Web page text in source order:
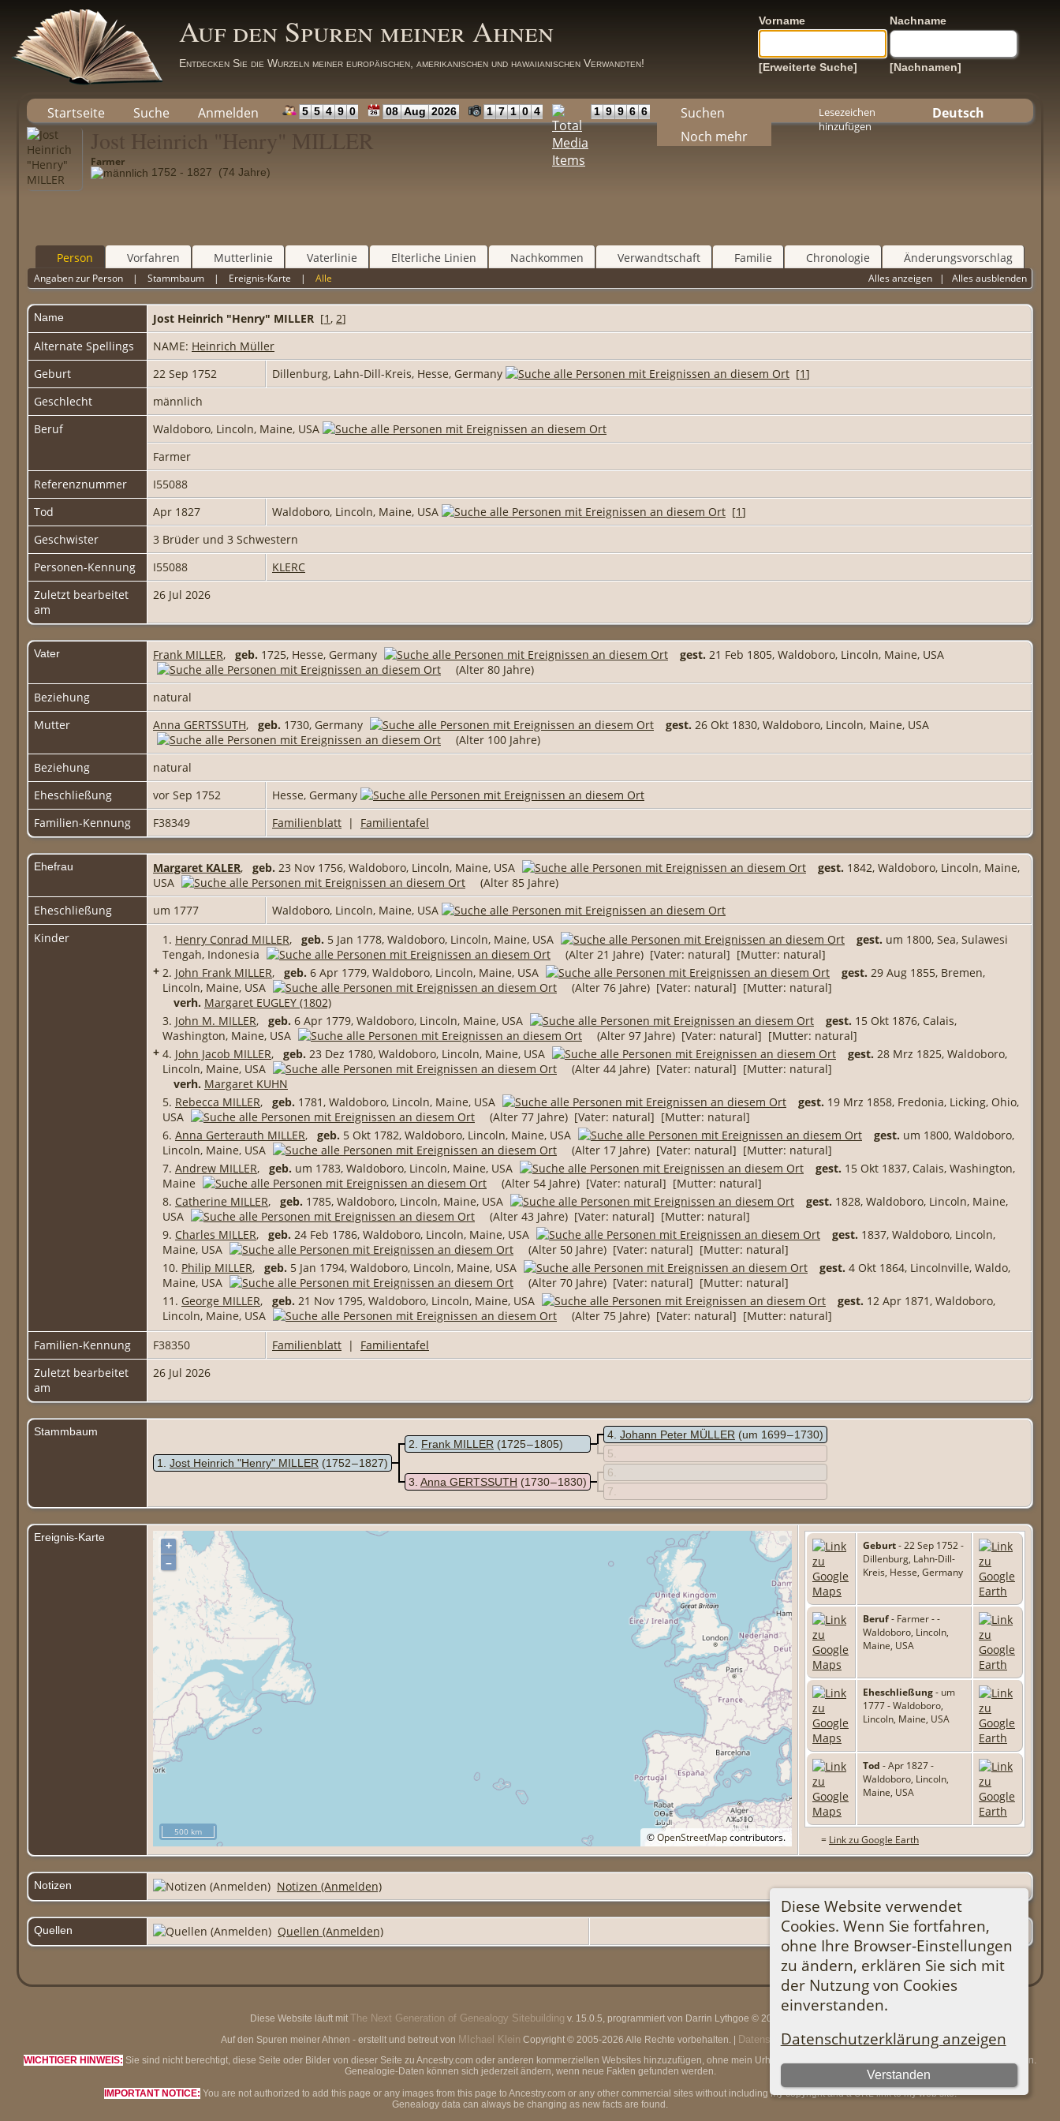
Auf den Spuren meiner Ahnen
Entdecken Sie die Wurzeln meiner europäischen, amerikanischen und hawaiianischen Verwandten!
Vorname Nachname
[Erweiterte Suche] [Nachnamen]
Startseite Suche Anmelden 5 5 4 9 0 08 Aug 2026 1 7 1 0 4 1 9 9 6 6
Suchen
Noch mehr
Lesezeichen
hinzufügen
Deutsch
Diese Website verwendet
Cookies. Wenn Sie fortfahren,
ohne Ihre Browser-Einstellungen
zu ändern, erklären Sie sich mit
der Nutzung von Cookies
einverstanden.
Datenschutzerklärung anzeigen
Verstanden
Jost Heinrich "Henry" MILLER
Farmer
1752 - 1827 (74 Jahre)
Person Vorfahren Mutterlinie Vaterlinie Elterliche Linien Nachkommen Verwandtschaft Familie Chronologie Änderungsvorschlag
Alles anzeigen | Alles ausblenden
Angaben zur Person |Stammbaum | Ereignis-Karte |Alle
Name Jost Heinrich "Henry" MILLER [1, 2]
Alternate Spellings
NAME: Heinrich Müller
Geburt
22 Sep 1752 Dillenburg, Lahn-Dill-Kreis, Hesse, Germany [1]
Geschlecht
männlich
Beruf
Waldoboro, Lincoln, Maine, USA
Farmer
Referenznummer
I55088
Tod
Apr 1827 Waldoboro, Lincoln, Maine, USA [1]
Geschwister
3 Brüder und 3 Schwestern
Personen-Kennung
I55088
KLERC
Zuletzt bearbeitet
am
26 Jul 2026
Vater Frank MILLER, geb. 1725, Hesse, Germany gest. 21 Feb 1805, Waldoboro, Lincoln, Maine, USA
(Alter 80 Jahre)
Beziehung
natural
Mutter
Anna GERTSSUTH, geb. 1730, Germany gest. 26 Okt 1830, Waldoboro, Lincoln, Maine, USA
(Alter 100 Jahre)
Beziehung
natural
Eheschließung
vor Sep 1752
Hesse, Germany
Familien-Kennung
F38349 Familienblatt | Familientafel
Ehefrau Margaret KALER, geb. 23 Nov 1756, Waldoboro, Lincoln, Maine, USA gest. 1842, Waldoboro, Lincoln, Maine,
USA
(Alter 85 Jahre)
Eheschließung
um 1777
Waldoboro, Lincoln, Maine, USA
Kinder
1. Henry Conrad MILLER, geb. 5 Jan 1778, Waldoboro, Lincoln, Maine, USA gest. um 1800, Sea, Sulawesi
Tengah, Indonesia
(Alter 21 Jahre) [Vater: natural] [Mutter: natural]
+ 2. John Frank MILLER, geb. 6 Apr 1779, Waldoboro, Lincoln, Maine, USA gest. 29 Aug 1855, Bremen,
Lincoln, Maine, USA
(Alter 76 Jahre) [Vater: natural] [Mutter: natural]
verh. Margaret EUGLEY (1802)
3. John M. MILLER, geb. 6 Apr 1779, Waldoboro, Lincoln, Maine, USA gest. 15 Okt 1876, Calais,
Washington, Maine, USA
(Alter 97 Jahre) [Vater: natural] [Mutter: natural]
+ 4. John Jacob MILLER, geb. 23 Dez 1780, Waldoboro, Lincoln, Maine, USA gest. 28 Mrz 1825, Waldoboro,
Lincoln, Maine, USA
(Alter 44 Jahre) [Vater: natural] [Mutter: natural]
verh. Margaret KUHN
5. Rebecca MILLER, geb. 1781, Waldoboro, Lincoln, Maine, USA gest. 19 Mrz 1858, Fredonia, Licking, Ohio,
USA
(Alter 77 Jahre) [Vater: natural] [Mutter: natural]
6. Anna Gerterauth MILLER, geb. 5 Okt 1782, Waldoboro, Lincoln, Maine, USA gest. um 1800, Waldoboro,
Lincoln, Maine, USA
(Alter 17 Jahre) [Vater: natural] [Mutter: natural]
7. Andrew MILLER, geb. um 1783, Waldoboro, Lincoln, Maine, USA gest. 15 Okt 1837, Calais, Washington,
Maine
(Alter 54 Jahre) [Vater: natural] [Mutter: natural]
8. Catherine MILLER, geb. 1785, Waldoboro, Lincoln, Maine, USA gest. 1828, Waldoboro, Lincoln, Maine,
USA
(Alter 43 Jahre) [Vater: natural] [Mutter: natural]
9. Charles MILLER, geb. 24 Feb 1786, Waldoboro, Lincoln, Maine, USA gest. 1837, Waldoboro, Lincoln,
Maine, USA
(Alter 50 Jahre) [Vater: natural] [Mutter: natural]
10. Philip MILLER, geb. 5 Jan 1794, Waldoboro, Lincoln, Maine, USA gest. 4 Okt 1864, Lincolnville, Waldo,
Maine, USA
(Alter 70 Jahre) [Vater: natural] [Mutter: natural]
11. George MILLER, geb. 21 Nov 1795, Waldoboro, Lincoln, Maine, USA gest. 12 Apr 1871, Waldoboro,
Lincoln, Maine, USA
(Alter 75 Jahre) [Vater: natural] [Mutter: natural]
Familien-Kennung
F38350 Familienblatt | Familientafel
Zuletzt bearbeitet
am
26 Jul 2026
Stammbaum
1 Jost Heinrich "Henry" MILLER (1752 – 1827)
2 Frank MILLER (1725 – 1805)
4 Johann Peter MÜLLER (um 1699 – 1730)
5
3 Anna GERTSSUTH (1730 – 1830)
6
7
Ereignis-Karte
+
–
©OpenStreetMapcontributors.
500 km
Geburt- 22 Sep 1752 -
Dillenburg, Lahn-Dill-
Kreis, Hesse, Germany
Beruf- Farmer - -
Waldoboro, Lincoln,
Maine, USA
Eheschließung- um
1777 - Waldoboro,
Lincoln, Maine, USA
Tod - Apr 1827 -
Waldoboro, Lincoln,
Maine, USA
= Link zu Google Earth
Notizen Notizen (Anmelden)
Quellen Quellen (Anmelden)
Diese Website läuft mit The Next Generation of Genealogy Sitebuilding v. 15.0.5, programmiert von Darrin Lythgoe © 2001-2026.
Auf den Spuren meiner Ahnen - erstellt und betreut von MIchael Klein Copyright © 2005-2026 Alle Rechte vorbehalten. | Datenschutzerklärung.
WICHTIGER HINWEIS: Sie sind nicht berechtigt, diese Seite oder Bilder von dieser Seite zu Ancestry.com oder anderen kommerziellen Websites hinzuzufügen, ohne mein Urheberrecht und einen URL-Link zu meiner Website anzugeben.
Genealogie-Daten können sich jederzeit ändern, wenn neue Fakten gefunden werden.
IMPORTANT NOTICE: You are not authorized to add this page or any images from this page to Ancestry.com or any other commercial sites without including my copyright and a URL link to my web site.
Genealogy data can always be changing as new facts are found.